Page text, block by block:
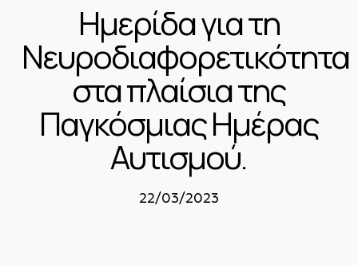
Ημερίδα για τη
Νευροδιαφορετικότητα
στα πλαίσια της
Παγκόσμιας Ημέρας
Αυτισμού.
22/03/2023